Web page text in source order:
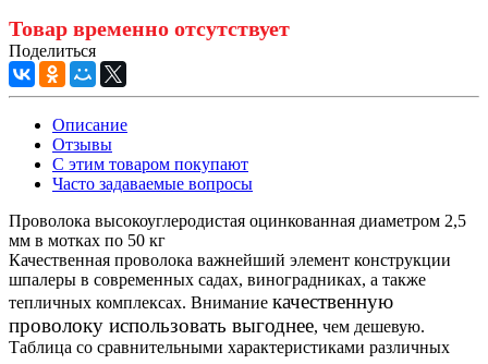
Товар временно отсутствует
Поделиться
Описание
Отзывы
С этим товаром покупают
Часто задаваемые вопросы
Проволока высокоуглеродистая оцинкованная диаметром 2,5
мм в мотках по 50 кг
Качественная проволока важнейший элемент конструкции
шпалеры в современных садах, виноградниках, а также
тепличных комплексах. Внимание качественную
проволоку использовать выгоднее, чем дешевую.
Таблица со сравнительными характеристиками различных